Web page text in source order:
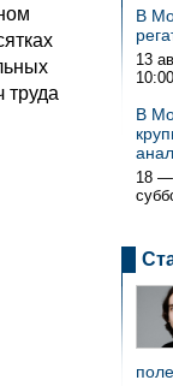
труда
В
13
В
18 —